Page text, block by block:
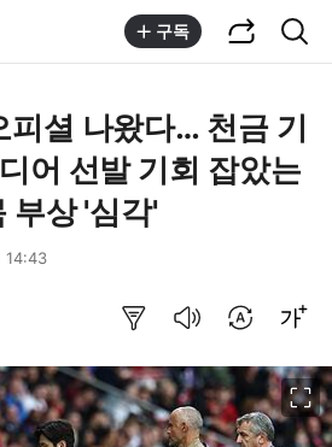
구독
피셜 나왔다… 천금 기
어 선발 기회 잡았는
상 '심각'
14:43